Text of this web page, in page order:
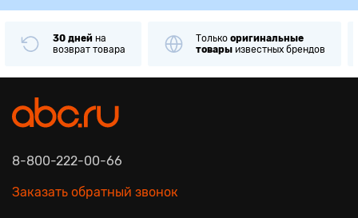
30 дней на
возврат товара
Только оригинальные
товары известных брендов
8-800-222-00-66
Заказать обратный звонок